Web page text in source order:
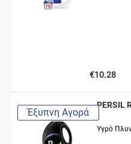
€10.28
Έξυπνη Αγορά
PERSIL
Υγρό